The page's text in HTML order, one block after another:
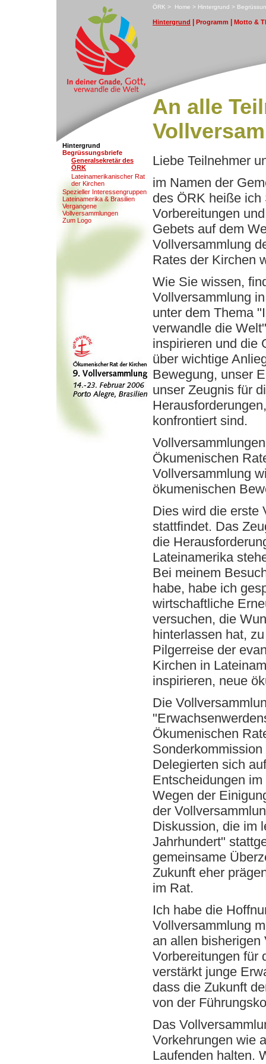
ÖRK > Home > Hintergrund > B
Hintergrund Programm Motto &
Hintergrund
Begrüssungsbriefe
Generalsekretär des
ÖRK
L atein­amerikanischer Rat
der Kirchen
Spezieller Interessengruppen
L ateinamerika & Brasilien
Vergangene
Vollversammlungen
Zum Logo
An alle
Liebe Teilnehmer
im Namen der
des ÖRK heiße
Vorbereitungen
Gebets auf dem
Vollversammlung
Rates der Kirchen
Wie Sie wissen,
Vollversammlung
unter dem Thema
verwandle die
inspirieren und die
über wichtige
Bewegung, unser
unser Zeugnis für
konfrontiert sind.
Ökumenischen
Vollversammlung
ökumenischen
Dies wird die erste
stattfindet. Das
die
Lateinamerika
Bei meinem
habe, habe ich
wirtschaftliche
versuchen, die
hinterlassen hat,
Pilgerreise der
Kirchen in
inspirieren, neue
Die
Ökumenischen
Delegierten sich
Entscheidungen
Wegen der
der
Diskussion, die im
Jahrhundert"
gemeinsame
Zukunft eher
im Rat.
Ich habe die
Vollversammlung
an allen
Vorbereitungen für
verstärkt junge
dass die Zukunft
von der
Das
Vorkehrungen wie
Laufenden halten.